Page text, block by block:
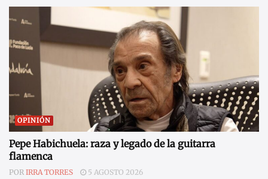
OPINIÓN
Pepe Habichuela: raza y legado de la guitarra
flamenca
POR IRRA TORRES 5 AGOSTO 2026